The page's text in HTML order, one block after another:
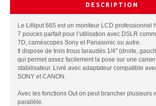
DESCRIPTION
Le Lilliput 665 est un moniteur LCD professionnel
7 pouces parfait pour l’utilisation avec DSLR
7D, caméscopes Sony et Panasonic ou autre.
Il dispose de trois trous taraudés 1/4" (droite,
qui permet assez facilement la pose sur une
stabilisateur. Livré avec adaptateur compatible
SONY et CANON.
Avec les fonctions Out on peut brancher plusieurs
parallèle.